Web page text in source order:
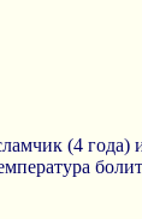
(4 года)